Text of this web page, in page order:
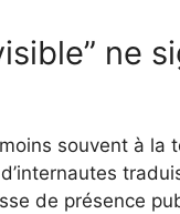
ne
souvent à la
de présence